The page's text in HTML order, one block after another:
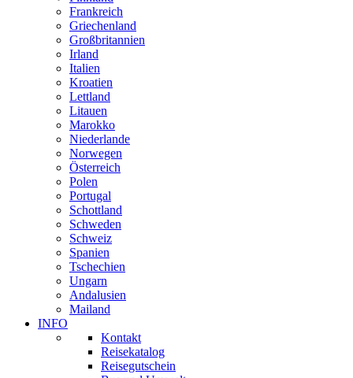
Frankreich
Griechenland
Großbritannien
Irland
Italien
Kroatien
Lettland
Litauen
Marokko
Niederlande
Norwegen
Österreich
Polen
Portugal
Schottland
Schweden
Schweiz
Spanien
Tschechien
Ungarn
Andalusien
Mailand
INFO
Kontakt
Reisekatalog
Reisegutschein